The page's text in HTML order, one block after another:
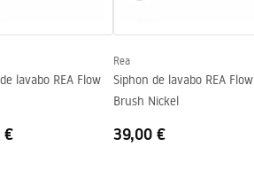
lavabo REA Flow
€
Rea
Siphon de lavabo REA Flow
Brush Nickel
39,00 €